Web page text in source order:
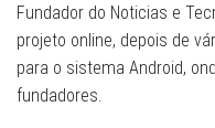
Fundador do Noticias e
projeto online, depois de
para o sistema Android,
fundadores.